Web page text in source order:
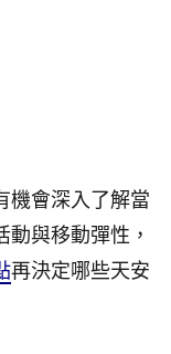
機會深入了解當
與移動彈性，
再決定哪些天安